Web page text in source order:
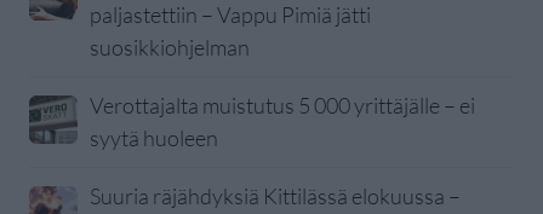
paljastettiin – Vappu Pimiä jätti
suosikkiohjelman
Verottajalta muistutus 5 000 yrittäjälle – ei
syytä huoleen
Suuria räjähdyksiä Kittilässä elokuussa –